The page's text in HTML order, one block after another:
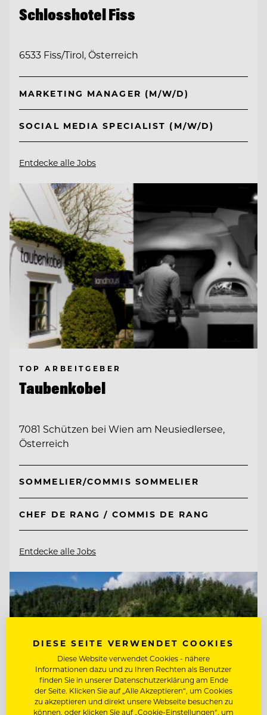
Schlosshotel Fiss
6533 Fiss/Tirol, Österreich
MARKETING MANAGER (M/W/D)
SOCIAL MEDIA SPECIALIST (M/W/D)
Entdecke alle Jobs
TOP ARBEITGEBER
Taubenkobel
7081 Schützen bei Wien am Neusiedlersee,
Österreich
SOMMELIER/COMMIS SOMMELIER
CHEF DE RANG / COMMIS DE RANG
Entdecke alle Jobs
DIESE SEITE VERWENDET COOKIES
Diese Website verwendet Cookies - nähere
Informationen dazu und zu Ihren Rechten als Benutzer
finden Sie in unserer Datenschutzerklärung am Ende
der Seite. Klicken Sie auf „Alle Akzeptieren“, um Cookies
zu akzeptieren und direkt unsere Webseite besuchen zu
können, oder klicken Sie auf „Cookie-Einstellungen“, um